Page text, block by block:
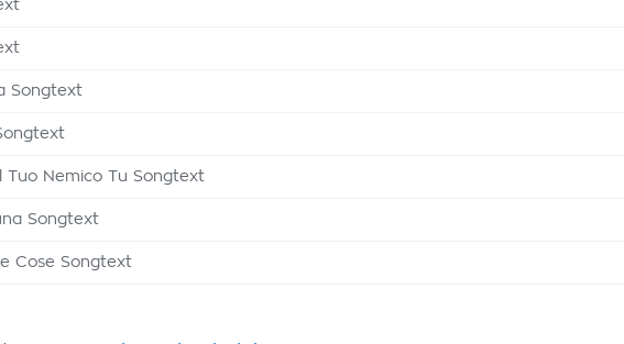
Songtext
Tuo Nemico Tu Songtext
Songtext
Cose Songtext